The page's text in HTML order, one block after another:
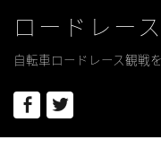
ロードレー
自転車ロードレース観戦
Facebook